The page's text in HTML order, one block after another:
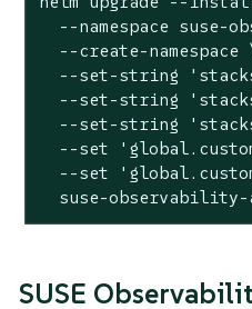
--namespace suse-
--create-namespace
  --
set-string
  --
set-string
  --
set-string
  --
set
  --
set
suse-
SUSE